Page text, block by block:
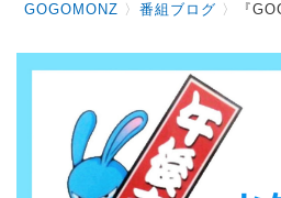
GOGOMONZ 〉番組ブログ 〉 『